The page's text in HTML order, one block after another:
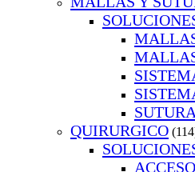
QUIRURGICO